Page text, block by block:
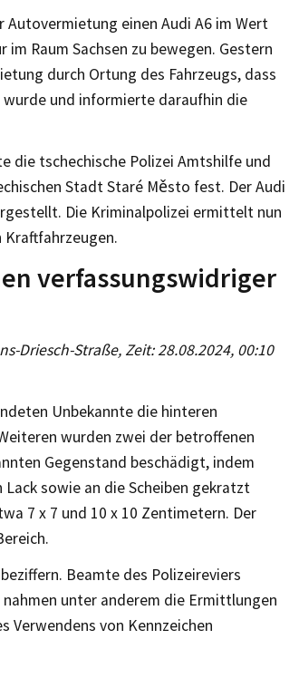
einen Audi A6 im Wert
Raum Sachsen zu bewegen. Gestern
durch Ortung des Fahrzeugs, dass
und informierte daraufhin die
die tschechische Polizei Amtshilfe und
Stadt Staré Město fest. Der Audi
Die Kriminalpolizei ermittelt nun
verfassungswidriger
Driesch-Straße, Zeit: 28.08.2024, 00:10
Unbekannte die hinteren
wurden zwei der betroffenen
Gegenstand beschädigt, indem
sowie an die Scheiben gekratzt
7 x 7 und 10 x 10 Zentimetern. Der
Beamte des Polizeireviers
unter anderem die Ermittlungen
Verwendens von Kennzeichen